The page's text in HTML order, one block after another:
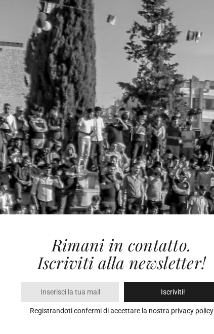
Rimani in contatto.
Iscriviti alla newsletter!
Iscriviti!
Registrandoti confermi di accettare la nostra privacy policy